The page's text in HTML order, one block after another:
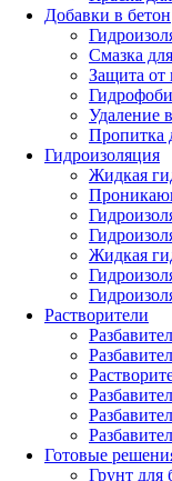
Добавки в бетон
Смазка
Защита от
Удаление
Пропитка
Гидроизоляция
Жидкая
Жидкая
Растворители
Готовые
Грунт для